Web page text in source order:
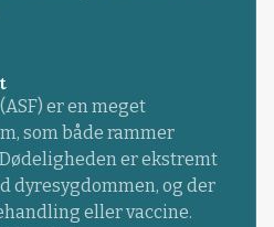
er en meget
som både rammer
er ekstremt
dyresygdommen, og der
eller vaccine.